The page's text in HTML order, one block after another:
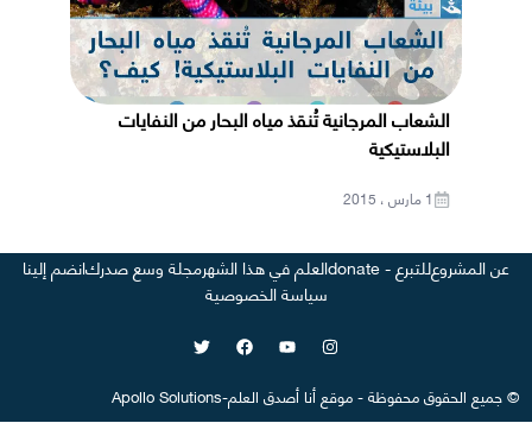
الشعاب المرجانية تُنقذ مياه البحار من النفايات
البلاستيكية
1 مارس ، 2015
عن المشروعللتبرع - donate العلم في هذا الشهرمجلة وسع صدركانضم إلينا
سياسة الخصوصية
©جميع الحقوق محفوظة-موقعأنا أصدق العلم-
Apollo Solutions